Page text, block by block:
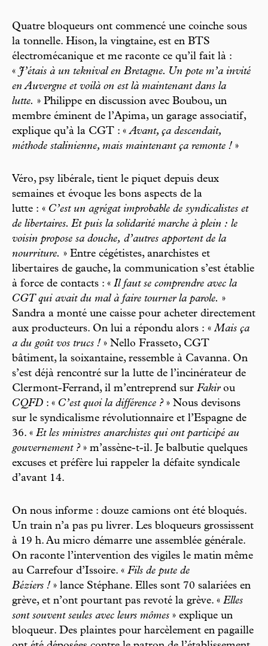
Quatre bloqueurs ont commencé une coinche sous
la tonnelle. Hison, la vingtaine, est en BTS
électromécanique et me raconte ce qu’il fait là :
« J’étais à un teknival en Bretagne. Un pote m’a invité
en Auvergne et voilà on est là maintenant dans la
lutte. » Philippe en discussion avec Boubou, un
membre éminent de l’Apima, un garage associatif,
explique qu’à la CGT : «Avant, ça descendait,
méthode stalinienne, mais maintenant ça remonte ! »
Véro, psy libérale, tient le piquet depuis deux
semaines et évoque les bons aspects de la
lutte : « C’est un agrégat improbable de syndicalistes et
de libertaires. Et puis la solidarité marche à plein : le
voisin propose sa douche, d’autres apportent de la
nourriture. » Entre cégétistes, anarchistes et
libertaires de gauche, la communication s’est établie
à force de contacts : « Il faut se comprendre avec la
CGT qui avait du mal à faire tourner la parole. »
Sandra a monté une caisse pour acheter directement
aux producteurs. On lui a répondu alors : «Mais ça
a du goût vos trucs ! » Nello Frasseto, CGT
bâtiment, la soixantaine, ressemble à Cavanna. On
s’est déjà rencontré sur la lutte de l’incinérateur de
Clermont-Ferrand, il m’entreprend sur Fakirou
CQFD : « C’est quoi la différence ?» Nous devisons
sur le syndicalisme révolutionnaire et l’Espagne de
36. « Et les ministres anarchistes qui ont participé au
gouvernement ?» m’assène-t-il. Je balbutie quelques
excuses et préfère lui rappeler la défaite syndicale
d’avant 14.
On nous informe : douze camions ont été bloqués.
Un train n’a pas pu livrer. Les bloqueurs grossissent
à 19 h. Au micro démarre une assemblée générale.
On raconte l’intervention des vigiles le matin même
au Carrefour d’Issoire. « Fils de pute de
Béziers ! » lance Stéphane. Elles sont 70 salariées en
grève, et n’ont pourtant pas revoté la grève. « Elles
sont souvent seules avec leurs mômes » explique un
bloqueur. Des plaintes pour harcèlement en pagaille